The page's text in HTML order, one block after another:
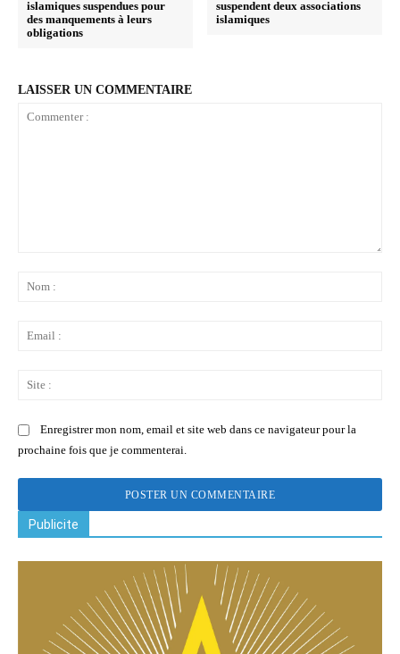
islamiques suspendues pour
des manquements à leurs
obligations
suspendent deux associations
islamiques
LAISSER UN COMMENTAIRE
Enregistrer mon nom, email et site web dans ce navigateur pour la
prochaine fois que je commenterai.
Publicite